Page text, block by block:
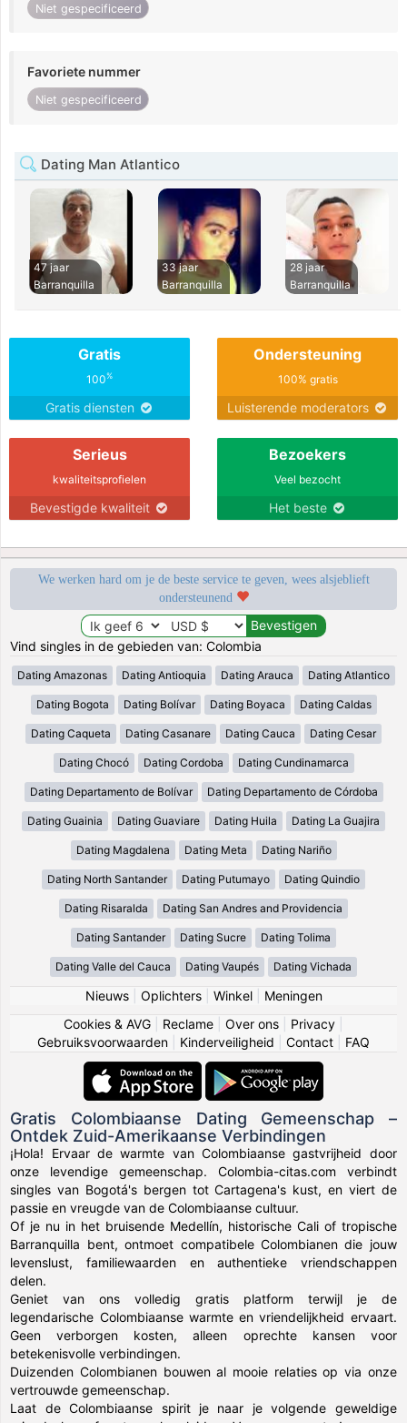
Niet gespecificeerd
Favoriete nummer
Niet gespecificeerd
Dating Man Atlantico
47 jaar
Barranquilla
33 jaar
Barranquilla
28 jaar
Barranquilla
Gratis
100%
Gratis diensten
Ondersteuning
100% gratis
Luisterende moderators
Serieus
kwaliteitsprofielen
Bevestigde kwaliteit
Bezoekers
Veel bezocht
Het beste
We werken hard om je de beste service te geven, wees alsjeblieft
ondersteunend
Vind singles in de gebieden van: Colombia
Dating Amazonas Dating Antioquia Dating Arauca Dating Atlantico
Dating Bogota Dating Bolívar Dating Boyaca Dating Caldas
Dating Caqueta Dating Casanare Dating Cauca Dating Cesar
Dating Chocó Dating Cordoba Dating Cundinamarca
Dating Departamento de Bolívar Dating Departamento de Córdoba
Dating Guainia Dating Guaviare Dating Huila Dating La Guajira
Dating Magdalena Dating Meta Dating Nariño
Dating North Santander Dating Putumayo Dating Quindio
Dating Risaralda Dating San Andres and Providencia
Dating Santander Dating Sucre Dating Tolima
Dating Valle del Cauca Dating Vaupés Dating Vichada
Nieuws| Oplichters| Winkel| Meningen
Cookies & AVG
Reclame Over ons Privacy
Gebruiksvoorwaarden
Kinderveiligheid Contact FAQ
Gratis Colombiaanse Dating Gemeenschap –
Ontdek Zuid-Amerikaanse Verbindingen
¡Hola! Ervaar de warmte van Colombiaanse gastvrijheid door
onze levendige gemeenschap. Colombia-citas.com verbindt
singles van Bogotá's bergen tot Cartagena's kust, en viert de
passie en vreugde van de Colombiaanse cultuur.
Of je nu in het bruisende Medellín, historische Cali of tropische
Barranquilla bent, ontmoet compatibele Colombianen die jouw
levenslust, familiewaarden en authentieke vriendschappen
delen.
Geniet van ons volledig gratis platform terwijl je de
legendarische Colombiaanse warmte en vriendelijkheid ervaart.
Geen verborgen kosten, alleen oprechte kansen voor
betekenisvolle verbindingen.
Duizenden Colombianen bouwen al mooie relaties op via onze
vertrouwde gemeenschap.
Laat de Colombiaanse spirit je naar je volgende geweldige